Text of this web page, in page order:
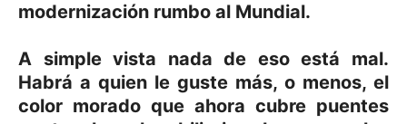
modernización rumbo al Mundial.
A simple vista nada de eso está mal.
Habrá a quien le guste más, o menos, el
color morado que ahora cubre puentes